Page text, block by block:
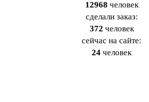
12968 человек
сделали заказ:
372 человек
сейчас на сайте:
24 человек